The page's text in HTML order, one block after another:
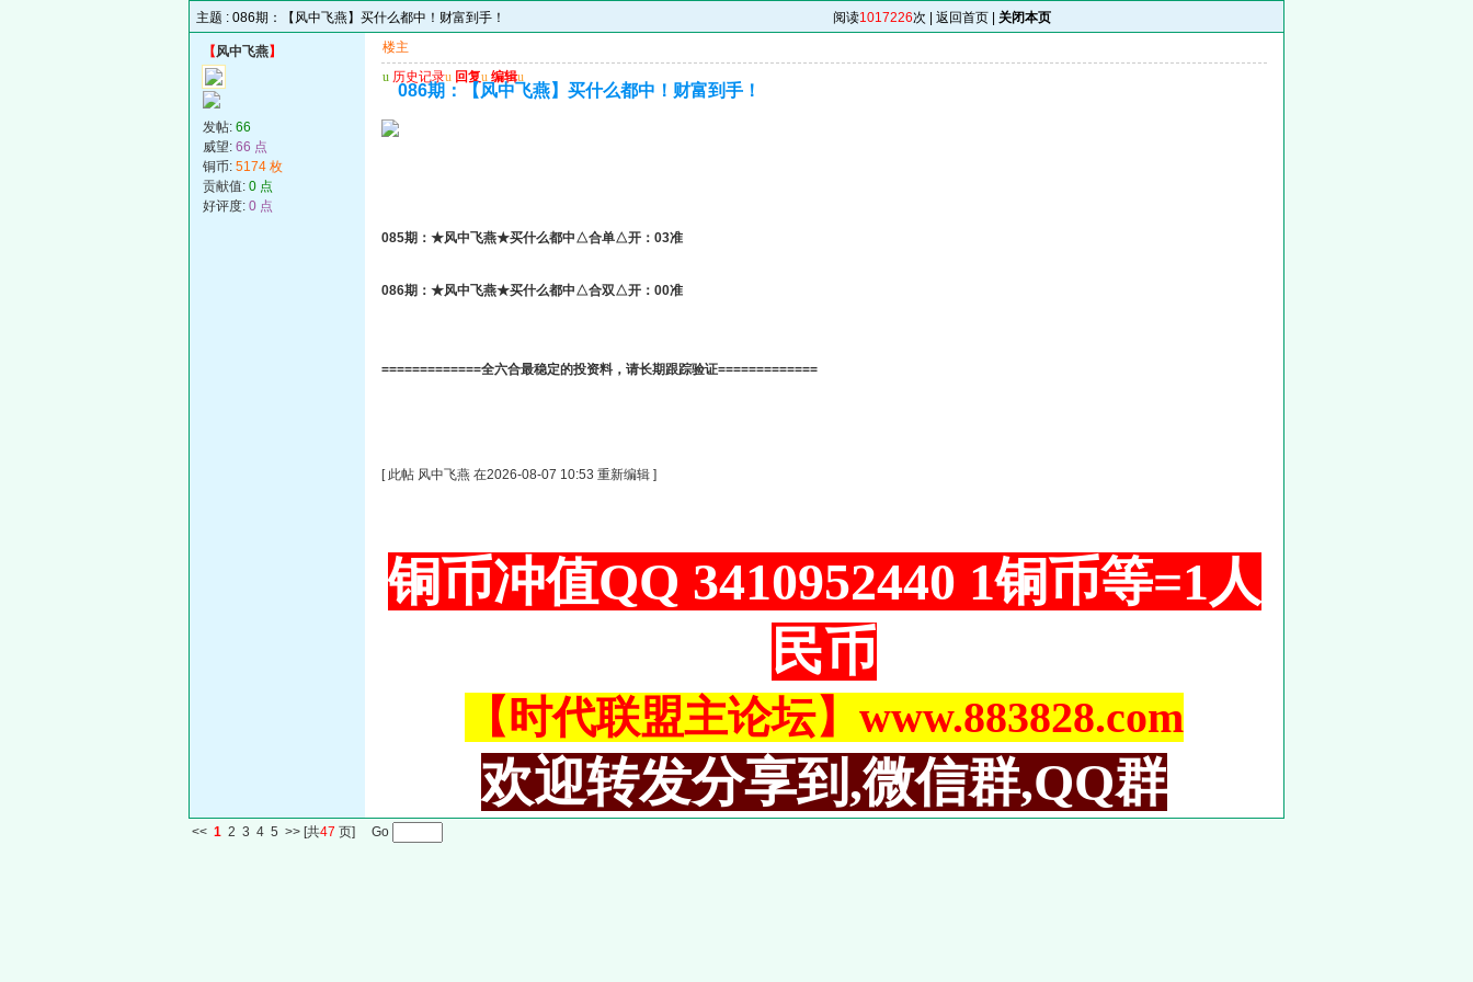
主题 : 086期：【风中飞燕】买什么都中！财富到手！ 阅读1017226次 | 返回首页 关闭本页
【风中飞燕】
发帖: 66
威望: 66 点
铜币: 5174 枚
贡献值: 0 点
好评度: 0 点
楼主
u 历史记录u 回复u 编辑u
086期：【风中飞燕】买什么都中！财富到手！
085期：★风中飞燕★买什么都中△合单△开：03准
086期：★风中飞燕★买什么都中△合双△开：00准
=============全六合最稳定的投资料，请长期跟踪验证=============
[ 此帖 风中飞燕 在2026-08-07 10:53 重新编辑 ]
铜币冲值QQ 3410952440 1铜币等=1人
民币
【时代联盟主论坛】www.883828.com
欢迎转发分享到,微信群,QQ群
<< 1 2 3 4 5 >> [共47 页] Go